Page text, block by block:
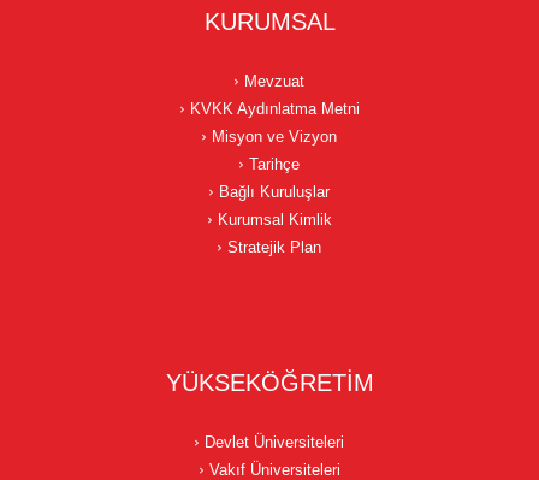
KURUMSAL
Mevzuat
KVKK Aydınlatma Metni
Misyon ve Vizyon
Tarihçe
Bağlı Kuruluşlar
Kurumsal Kimlik
Stratejik Plan
YÜKSEKÖĞRETİM
Devlet Üniversiteleri
Vakıf Üniversiteleri